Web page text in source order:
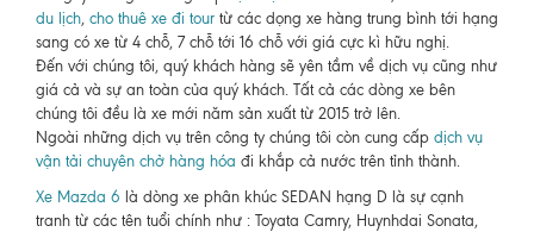
du lịch, cho thuê xe đi tour từ các dọng xe hàng trung bình tới hạng
sang có xe từ 4 chỗ, 7 chỗ tới 16 chỗ với giá cực kì hữu nghị.
Đến với chúng tôi, quý khách hàng sẽ yên tầm về dịch vụ cũng như
giá cả và sự an toàn của quý khách. Tất cả các dòng xe bên
chúng tôi đều là xe mới năm sản xuất từ 2015 trở lên.
Ngoài những dịch vụ trên công ty chúng tôi còn cung cấp dịch vụ
vận tải chuyên chở hàng hóa đi khắp cả nước trên tỉnh thành.
Xe Mazda 6 là dòng xe phân khúc SEDAN hạng D là sự cạnh
tranh từ các tên tuổi chính như : Toyata Camry, Huynhdai Sonata,